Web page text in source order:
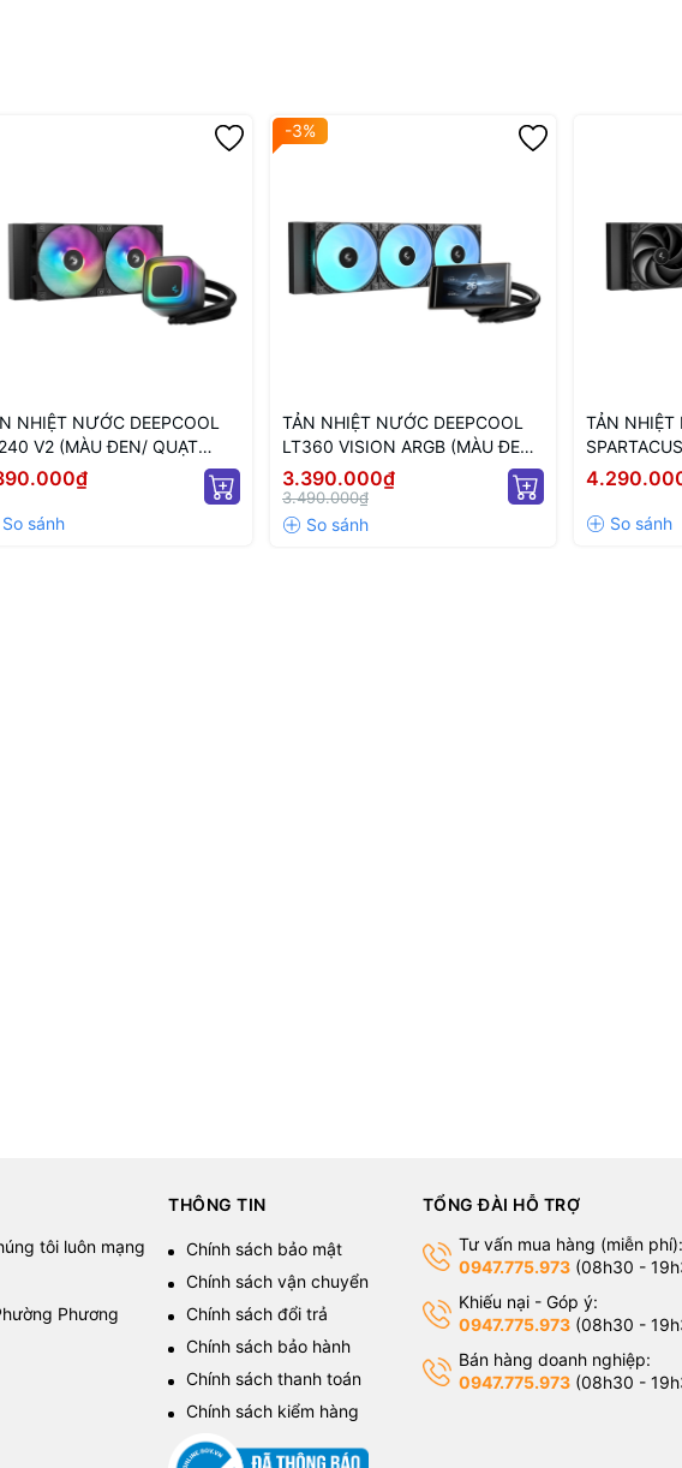
với trục quạt họa tiết CD hai lớp, tăng độ bền và tính thẩm mỹ.
hỗ trợ JPG, PNG, MP4. Theo dõi nhiệt độ CPU, xung nhịp và mức sử dụng CPU
cục két tản, đảm bảo truyền nhiệt tốt.
giảm số lượng cáp và dễ dàng quản lý.
NHIỆT NƯỚC DEEPCOOL
V2 (MÀU ĐEN/ QUẠT
LED ARGB)
-3%
TẢN NHIỆT NƯỚC DEEPCOOL
LT360 VISION ARGB (MÀU ĐEN/
MÀN LCD/ QUẠT 120MM LED
ARGB)
3.390.000₫
3.490.000₫
TẢN NHIỆT
ĐEN/ MÀN
tôi luôn mạng
Phương
THÔNG TIN
Chính sách bảo mật
Chính sách vận chuyển
Chính sách đổi trả
Chính sách bảo hành
Chính sách thanh toán
Chính sách kiểm hàng
TỔNG ĐÀI HỖ TRỢ
Tư vấn mua hàng (miễn phí):
0947.775.973(08h30 -
Khiếu nại - Góp ý:
0947.775.973(08h30 -
Bán hàng doanh nghiệp:
0947.775.973(08h30 -